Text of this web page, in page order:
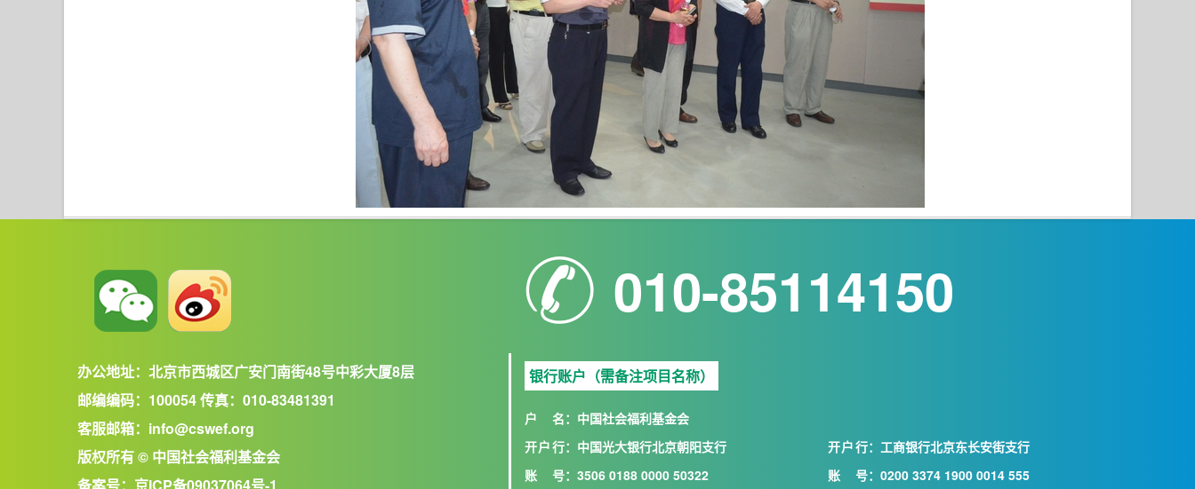
010-85114150
办公地址：北京市西城区广安门南街48号中彩大厦8层
邮编编码：100054 传真：010-83481391
客服邮箱：info@cswef.org
版权所有 © 中国社会福利基金会
银行账户（需备注项目名称）
户名：中国社会福利基金会
开户行：中国光大银行北京朝阳支行
账号：3506 0188 0000 50322
开户行：工商银行北京东长安街支行
账号：0200 3374 1900 0014 555